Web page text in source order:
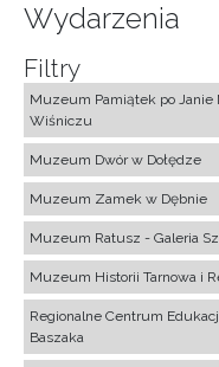
Wydarzenia
Filtry
Muzeum Pamiątek po
Wiśniczu
Muzeum Dwór w Dołędze
Muzeum Zamek w Dębnie
Muzeum Ratusz - Galeria
Muzeum Historii Tarnowa i
Regionalne Centrum
Baszaka